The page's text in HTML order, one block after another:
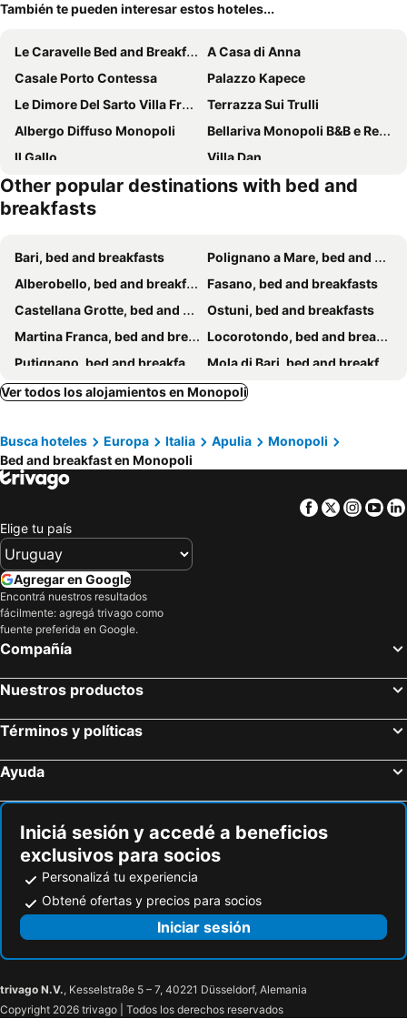
También te pueden interesar estos hoteles...
Le Caravelle Bed and Breakfast
A Casa di Anna
Casale Porto Contessa
Palazzo Kapece
Le Dimore Del Sarto Villa Francesco
Terrazza Sui Trulli
Albergo Diffuso Monopoli
Bellariva Monopoli B&B e Relax
Il Gallo
Villa Dan
Casa Relax Isabelle
B-Welcome Rooms of Charme e Relax
Il Rifugio di Mattia
Other popular destinations with bed and
breakfasts
Bari, bed and breakfasts
Polignano a Mare, bed and breakfasts
Alberobello, bed and breakfasts
Fasano, bed and breakfasts
Castellana Grotte, bed and breakfasts
Ostuni, bed and breakfasts
Martina Franca, bed and breakfasts
Locorotondo, bed and breakfasts
Putignano, bed and breakfasts
Mola di Bari, bed and breakfasts
Conversano, bed and breakfasts
Grottaglie, bed and breakfasts
Sannicandro di Bari, bed and breakfasts
Turi, bed and breakfasts
Gioia del Colle, bed and breakfasts
Ceglie Messapica, bed and breakfasts
Cisternino, bed and breakfasts
Massafra, bed and breakfasts
Crispiano, bed and breakfasts
Acquaviva delle Fonti, bed and breakfasts
San Vito dei Normanni, bed and breakfasts
Sammichele di Bari, bed and breakfasts
Selva di Fasano, bed and breakfasts
Bitritto, bed and breakfasts
Móttola, bed and breakfasts
Cassano delle Murge, bed and breakfasts
Triggiano, bed and breakfasts Cellamare, bed and breakfasts
Ver todos los alojamientos en Monopoli
Busca hoteles Europa Italia Apulia
Monopoli
Bed and breakfast en Monopoli
Facebook
Twitter
Elige tu país
Agregar en Google
Encontrá nuestros resultados
fácilmente: agregá trivago como
fuente preferida en Google.
Compañía
Nuestros productos
Términos y políticas
Ayuda
Iniciá sesión y accedé a beneficios
exclusivos para socios
Personalizá tu experiencia
Obtené ofertas y precios para socios
Iniciar sesión
trivago N.V., Kesselstraße 5 – 7, 40221 Düsseldorf, Alemania
Copyright 2026 trivago | Todos los derechos reservados